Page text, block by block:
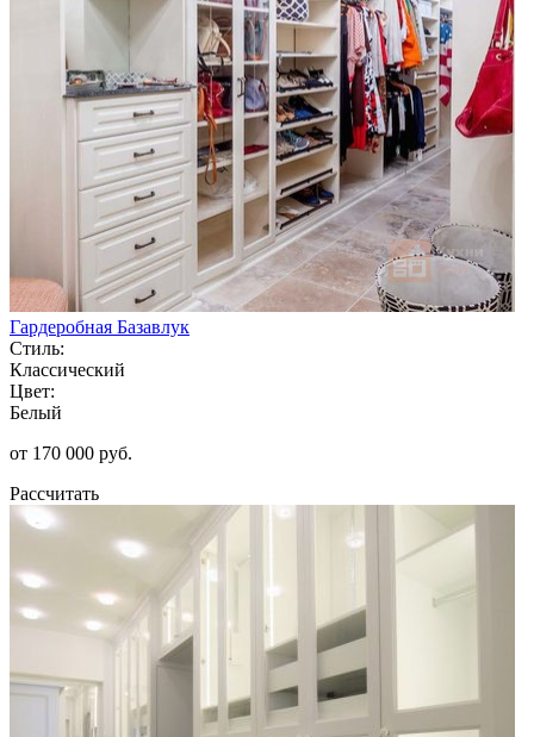
Гардеробная Базавлук
Стиль:
Классический
Цвет:
Белый
от 170 000 руб.
Рассчитать